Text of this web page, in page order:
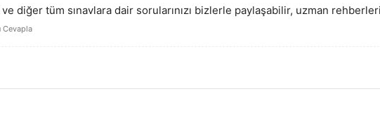
ve diğer tüm sınavlara dair sorularınızı bizlerle paylaşabilir, uzman
Cevapla